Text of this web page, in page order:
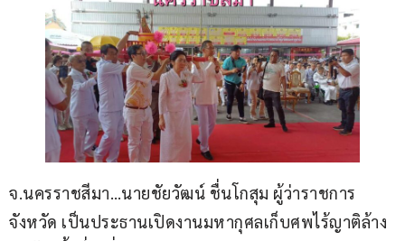
จ.นครราชสีมา…นายชัยวัฒน์ ชื่นโกสุม ผู้ว่าราชการ
จังหวัด เป็นประธานเปิดงานมหากุศลเก็บศพไร้ญาติล้าง